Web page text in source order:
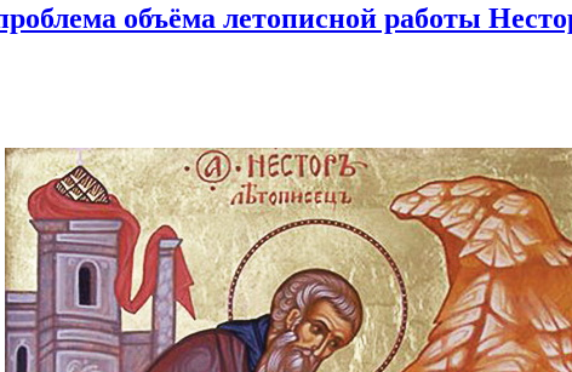
объёма летописной работы